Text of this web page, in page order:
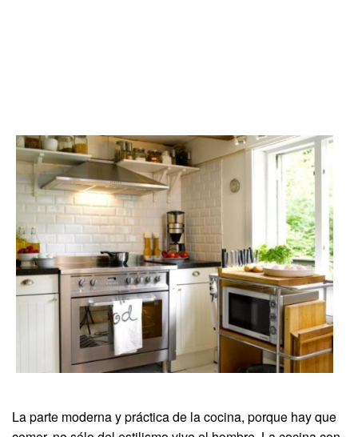
La parte moderna y práctica de la cocina, porque hay que